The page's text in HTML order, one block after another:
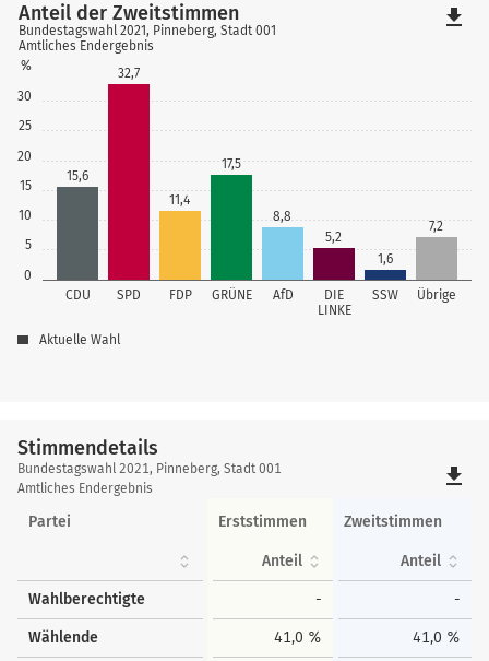
0
5
10
15
20
25
30
%
CDU SPD FDP GRÜNE AfD
DIE
LINKE
SSW Übrige
15,6
32,7
11,4
17,5
8,8
5,2
1,6
7,2
Anteil der Zweitstimmen
Bundestagswahl 2021, Pinneberg, Stadt 001
Amtliches Endergebnis
Aktuelle Wahl
file_download
Stimmendetails
Stimmendetails
Bundestagswahl 2021, Pinneberg, Stadt 001
Amtliches Endergebnis
file_download
Partei Erststimmen Zweitstimmen
Anteil Anteil
Wahlberechtigte - -
Wählende 41,0 % 41,0 %